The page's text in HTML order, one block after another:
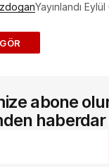
Yayınlandı Eylül
abone